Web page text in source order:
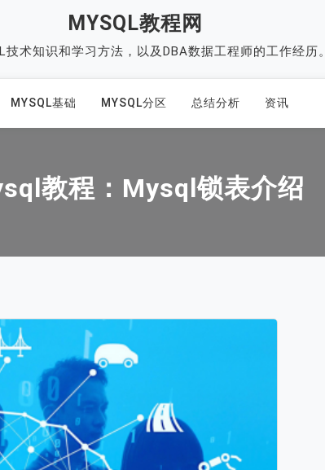
MYSQL教程网
技术知识和学习方法，以及DBA数据工程师的工作经历。
MYSQL基础 MYSQL分区 总结分析 资讯
教程：mysql锁表介绍